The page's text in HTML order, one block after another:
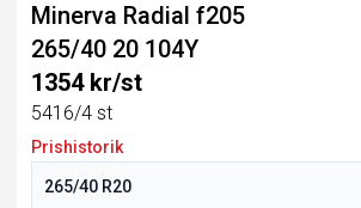
Minerva Radial f205
265/40 20 104Y
1354 kr/st
5416/4 st
Prishistorik